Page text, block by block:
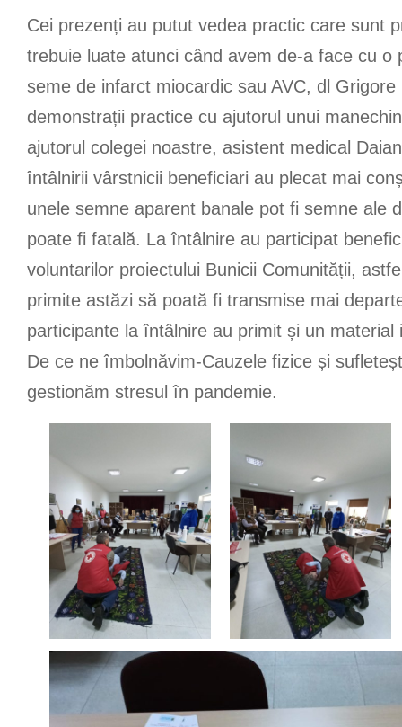
Cei prezenți au putut vedea practic care sunt
trebuie luate atunci când avem de-a face cu o
seme de infarct miocardic sau AVC, dl
demonstrații practice cu ajutorul unui
ajutorul colegei noastre, asistent medical
întâlnirii vârstnicii beneficiari au plecat mai
unele semne aparent banale pot fi semne ale
poate fi fatală. La întâlnire au participat
voluntarilor proiectului Bunicii Comunității,
primite astăzi să poată fi transmise mai
participante la întâlnire au primit și un material
De ce ne îmbolnăvim-Cauzele fizice și
gestionăm stresul în pandemie.